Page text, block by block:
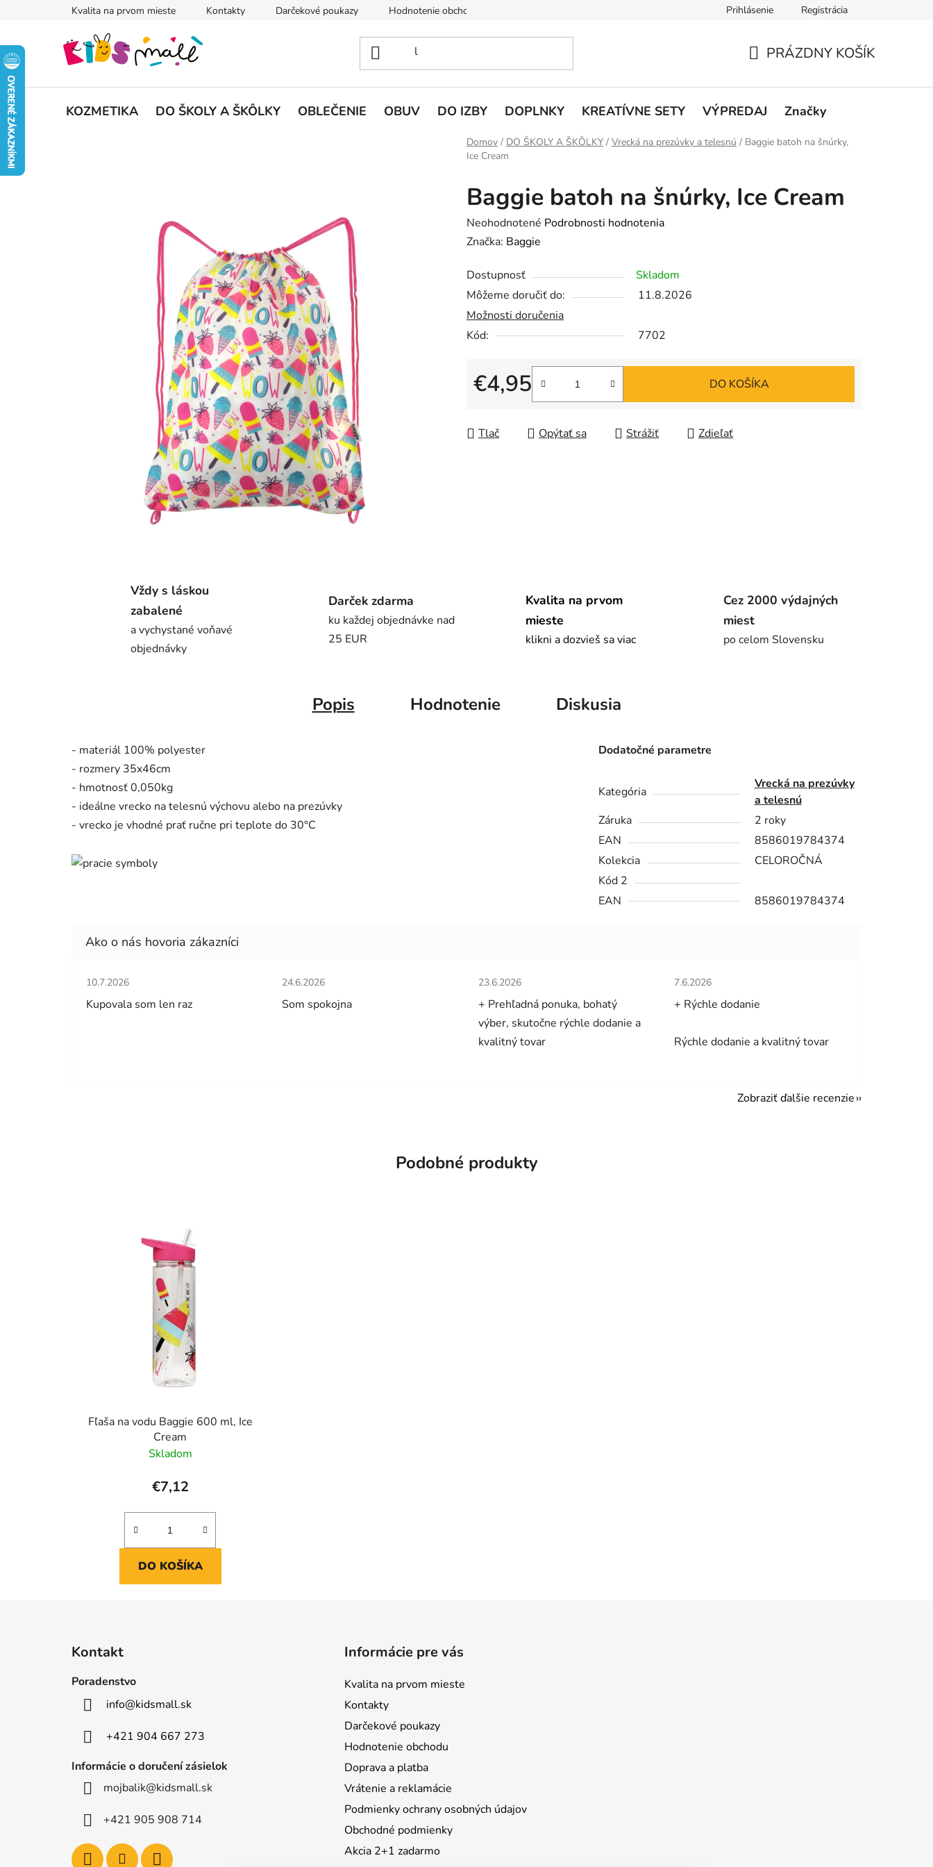
Kvalita na prvom mieste Kontakty Darčekové poukazy Hodnotenie obchodu Podmienky ochrany osobných údajov
Prihlásenie Registrácia
KOŠÍK
PRÁZDNY KOŠÍK
KOZMETIKA DO ŠKOLY A ŠKÔLKY OBLEČENIE OBUV DO IZBY DOPLNKY KREATÍVNE SETY VÝPREDAJ Značky
Domov / DO ŠKOLY A ŠKÔLKY / Vrecká na prezúvky a telesnú / Baggie batoh na šnúrky,
Ice Cream
Baggie batoh na šnúrky, Ice Cream
Priemerné
hodnotenie
je
0,0
z
5
Neohodnotené Podrobnosti hodnotenia
Značka: Baggie
Dostupnosť
Skladom
Môžeme doručiť do:
11.8.2026
Možnosti doručenia
Kód:
7702
€4,95
Jednotková cena:
DO KOŠÍKA
Tlač Opýtať sa Strážiť Zdieľať
Vždy s láskou
zabalené
a vychystané voňavé
objednávky
Darček zdarma
ku každej objednávke nad
25 EUR
Kvalita na prvom
mieste
klikni a dozvieš sa viac
Cez 2000 výdajných
miest
po celom Slovensku
Popis Hodnotenie Diskusia
- materiál 100% polyester
- rozmery 35x46cm
- hmotnosť 0,050kg
- ideálne vrecko na telesnú výchovu alebo na prezúvky
- vrecko je vhodné prať ručne pri teplote do 30°C
Dodatočné parametre
Kategória
Vrecká na prezúvky
a telesnú
Záruka
2 roky
EAN
8586019784374
Kolekcia
CELOROČNÁ
Kód 2
EAN
8586019784374
Hodnotenie obchodu je 5 z 5 hviezdičiek.
10.7.2026
Kupovala som len raz
Hodnotenie obchodu je 5 z 5 hviezdičiek.
24.6.2026
Som spokojna
Hodnotenie obchodu je 5 z 5 hviezdičiek.
23.6.2026
+ Prehľadná ponuka, bohatý
výber, skutočne rýchle dodanie a
kvalitný tovar
Hodnotenie obchodu je 5 z 5 hviezdičiek.
7.6.2026
+ Rýchle dodanie
Rýchle dodanie a kvalitný tovar
Zobraziť ďalšie recenzie
Podobné produkty
Fľaša na vodu Baggie 600 ml, Ice
Cream
Skladom
€7,12
DO KOŠÍKA
Kontakt
Poradenstvo
info@kidsmall.sk
+421 904 667 273
Informácie o doručení zásielok
mojbalik@kidsmall.sk
+421 905 908 714
Informácie pre vás
Kvalita na prvom mieste
Kontakty
Darčekové poukazy
Hodnotenie obchodu
Doprava a platba
Vrátenie a reklamácie
Podmienky ochrany osobných údajov
Obchodné podmienky
Akcia 2+1 zadarmo